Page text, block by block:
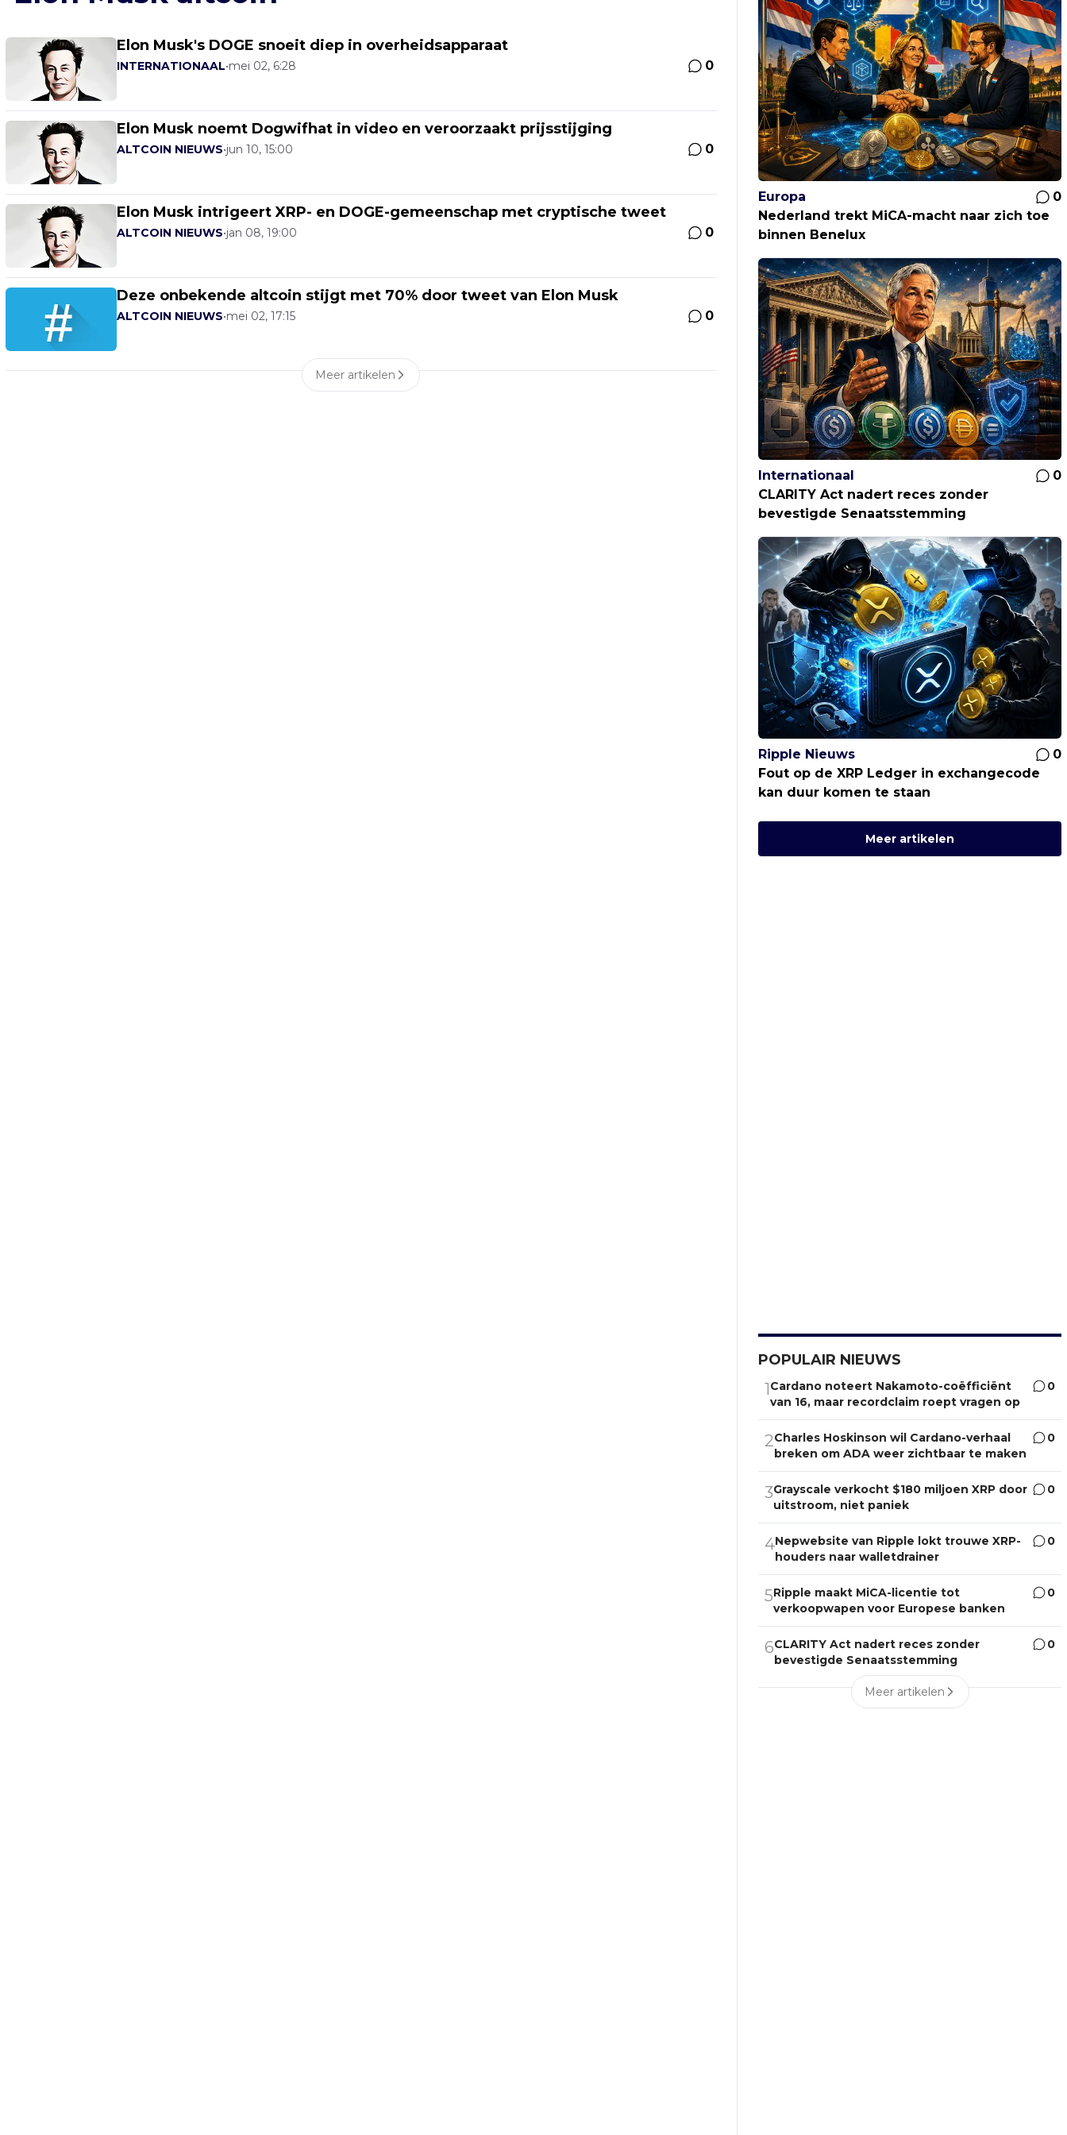
Elon Musk's DOGE snoeit diep in overheidsapparaat
INTERNATIONAAL•mei 02, 6:28 0
Elon Musk noemt Dogwifhat in video en veroorzaakt prijsstijging
ALTCOIN NIEUWS•jun 10, 15:00 0
Elon Musk intrigeert XRP- en DOGE-gemeenschap met cryptische tweet
ALTCOIN NIEUWS•jan 08, 19:00 0
Deze onbekende altcoin stijgt met 70% door tweet van Elon Musk
ALTCOIN NIEUWS•mei 02, 17:15 0
Meer artikelen
Europa
0
Nederland trekt MiCA-macht naar zich toe
binnen Benelux
Internationaal
0
CLARITY Act nadert reces zonder
bevestigde Senaatsstemming
Ripple Nieuws
0
Fout op de XRP Ledger in exchangecode
kan duur komen te staan
Meer artikelen
POPULAIR NIEUWS
1Cardano noteert Nakamoto-coëfficiënt
van 16, maar recordclaim roept vragen op
0
2Charles Hoskinson wil Cardano-verhaal
breken om ADA weer zichtbaar te maken
0
3Grayscale verkocht $180 miljoen XRP door
uitstroom, niet paniek
0
4Nepwebsite van Ripple lokt trouwe XRP-
houders naar walletdrainer
0
5Ripple maakt MiCA-licentie tot
verkoopwapen voor Europese banken
0
6CLARITY Act nadert reces zonder
bevestigde Senaatsstemming
0
Meer artikelen